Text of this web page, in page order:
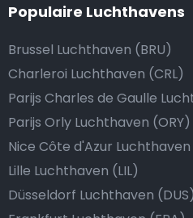
Populaire Luchthavens
Brussel Luchthaven (BRU)
Charleroi Luchthaven (CRL)
Parijs Charles de Gaulle
Parijs Orly Luchthaven (ORY)
Nice Côte d'Azur Luchthaven
Lille Luchthaven (LIL)
Düsseldorf Luchthaven (DUS)